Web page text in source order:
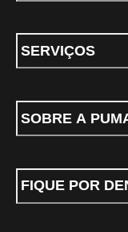
SERVIÇOS
SOBRE A
FIQUE POR